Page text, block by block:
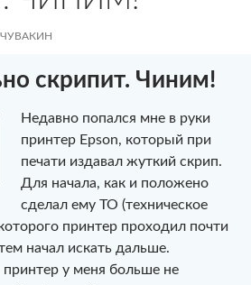
скрипит. Чиним!
Недавно попался мне в руки
принтер Epson, который при
печати издавал жуткий скрип.
Для начала, как и положено
сделал ему ТО (техническое
принтер проходил почти
начал искать дальше.
принтер у меня больше не